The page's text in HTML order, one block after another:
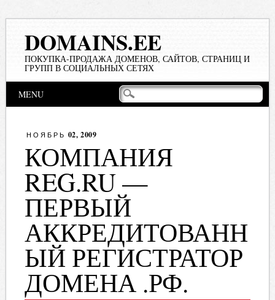
DOMAINS.EE
ПОКУПКА-ПРОДАЖА ДОМЕНОВ, САЙТОВ, СТРАНИЦ И
ГРУПП В СОЦИАЛЬНЫХ СЕТЯХ
Main menu
MENU
НОЯБРЬ 02, 2009
КОМПАНИЯ
REG.RU —
ПЕРВЫЙ
АККРЕДИТОВАНН
ЫЙ РЕГИСТРАТОР
ДОМЕНА .РФ.